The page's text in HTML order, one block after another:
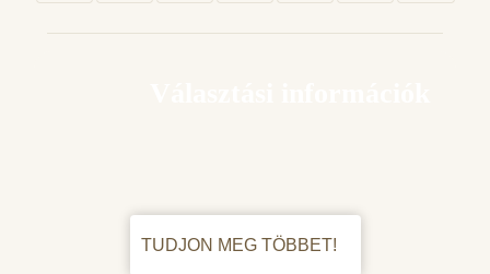
TUDJON MEG TÖBBET!